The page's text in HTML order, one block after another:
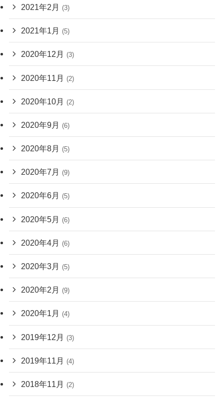
2021年2月 (3)
2021年1月 (5)
2020年12月 (3)
2020年11月 (2)
2020年10月 (2)
2020年9月 (6)
2020年8月 (5)
2020年7月 (9)
2020年6月 (5)
2020年5月 (6)
2020年4月 (6)
2020年3月 (5)
2020年2月 (9)
2020年1月 (4)
2019年12月 (3)
2019年11月 (4)
2018年11月 (2)